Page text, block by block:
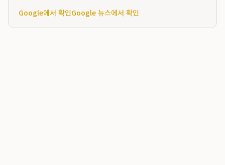
Google에서 확인Google 뉴스에서 확인